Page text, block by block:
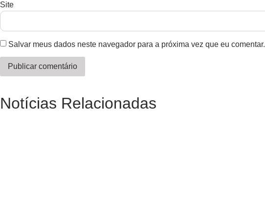
Site
Salvar meus dados neste navegador para a próxima vez que eu comentar.
Notícias Relacionadas